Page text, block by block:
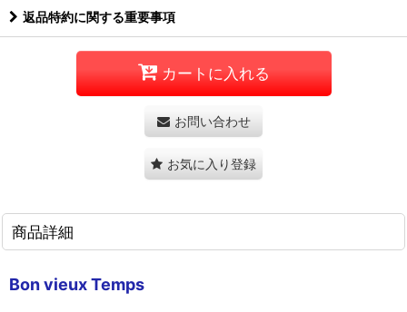
返品特約に関する重要事項
カートに入れる
お問い合わせ
お気に入り登録
商品詳細
Bon vieux Temps